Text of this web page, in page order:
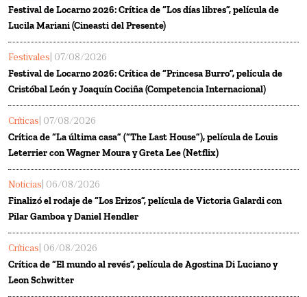
Festival de Locarno 2026: Crítica de “Los días libres”, película de
Lucila Mariani (Cineasti del Presente)
Festivales | 07/08/2026
Festival de Locarno 2026: Crítica de “Princesa Burro”, película de
Cristóbal León y Joaquín Cociña (Competencia Internacional)
Críticas | 07/08/2026
Crítica de “La última casa” (“The Last House”), película de Louis
Leterrier con Wagner Moura y Greta Lee (Netflix)
Noticias | 06/08/2026
Finalizó el rodaje de “Los Erizos”, película de Victoria Galardi con
Pilar Gamboa y Daniel Hendler
Críticas | 06/08/2026
Crítica de “El mundo al revés”, película de Agostina Di Luciano y
Leon Schwitter